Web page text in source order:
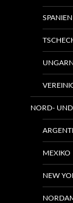
SPANIEN
UNGARN
NORD-
MEXIKO
NEW